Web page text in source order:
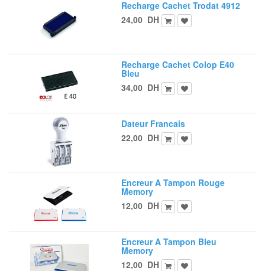
Recharge Cachet Trodat 4912
24,00 DH
Recharge Cachet Colop E40
Bleu
34,00 DH
Dateur Francais
22,00 DH
Encreur A Tampon Rouge
Memory
12,00 DH
Encreur A Tampon Bleu
Memory
12,00 DH